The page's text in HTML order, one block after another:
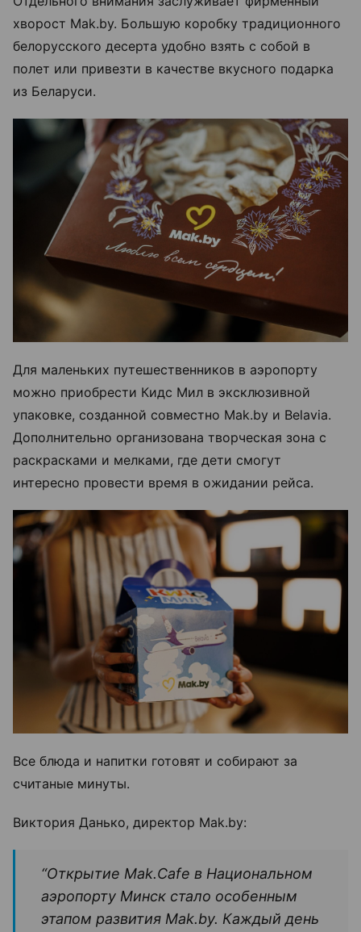
хворост Mak.by. Большую коробку традиционного
белорусского десерта удобно взять с собой в
полет или привезти в качестве вкусного подарка
из Беларуси.
Для маленьких путешественников в аэропорту
можно приобрести Кидс Мил в эксклюзивной
упаковке, созданной совместно Mak.by и Belavia.
Дополнительно организована творческая зона с
раскрасками и мелками, где дети смогут
интересно провести время в ожидании рейса.
Все блюда и напитки готовят и собирают за
считаные минуты.
Виктория Данько, директор Mak.by:
“Открытие Mak.Cafe в Национальном
аэропорту Минск стало особенным
этапом развития Mak.by. Каждый день